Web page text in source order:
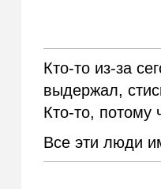
Кто-то из-за
выдержал,
Кто-то, потому
Все эти люди